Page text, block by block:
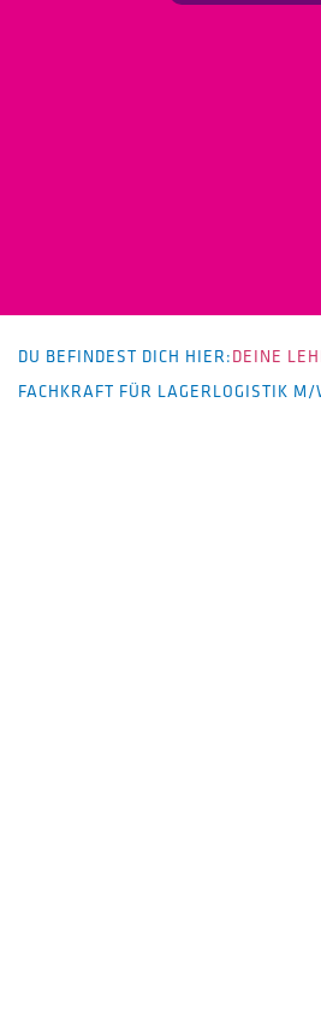
DU BEFINDEST DICH HIER:DEINE
FACHKRAFT FÜR LAGERLOGISTIK